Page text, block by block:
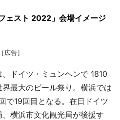
ェスト 2022」会場イメージ
［広告］
ドイツ・ミュンヘンで 1810
最大のビール祭り。横浜では
で19回目となる。在日ドイツ
横浜市文化観光局が後援す